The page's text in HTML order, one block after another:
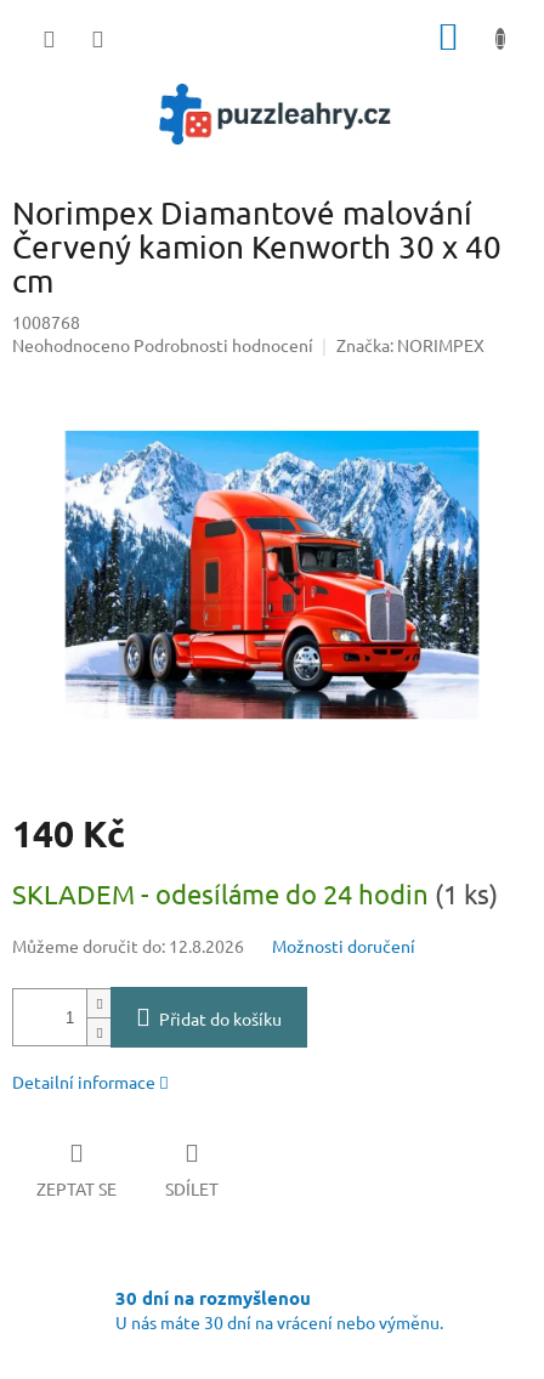
Norimpex Diamantové malování
Červený kamion Kenworth 30 x 40
cm
1008768
Průměrné
hvězdiček.
Neohodnoceno Podrobnosti hodnocení Značka: NORIMPEX
140 Kč
cena:
SKLADEM - odesíláme do 24 hodin (1 ks)
Můžeme doručit do: 12.8.2026 Možnosti doručení
Přidat do košíku
Detailní informace
ZEPTAT SE SDÍLET
30 dní na rozmyšlenou
U nás máte 30 dní na vrácení nebo výměnu.